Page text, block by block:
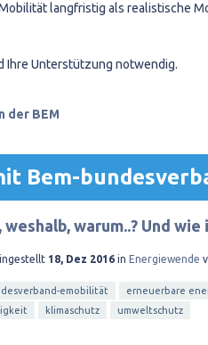
langfristig als realistische
Ihre Unterstützung notwendig.
der BEM
Bem-
weshalb, warum..? Und
18, Dez 2016 in Energiewende
emobilität erneuerbare
klimaschutz umweltschutz